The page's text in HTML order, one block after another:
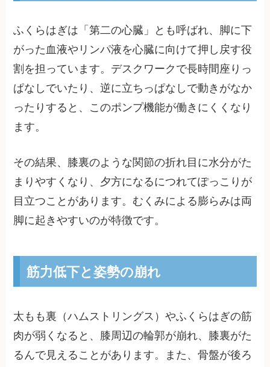
ふくらはぎは「第二の心臓」とも呼ばれ、脚に下
がった血液やリンパ液を心臓に向けて押し戻す役
割を担っています。デスクワークで長時間座りっ
ぱなしでいたり、逆に立ちっぱなしで動きがなか
ったりすると、このポンプ機能が働きにくくなり
ます。
その結果、膝裏のような関節の折れ目に水分がた
まりやすくなり、夕方になるにつれてぽっこりが
目立つことがあります。むくみによる膨らみは両
脚に起きやすいのが特徴です。
筋力低下と姿勢の崩れ
太もも裏（ハムストリングス）やふくらはぎの筋
肉が弱くなると、膝周辺の輪郭が崩れ、膝裏がた
るんで見えることがあります。また、骨盤が後ろ